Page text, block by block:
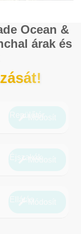
Ocean &
árak és